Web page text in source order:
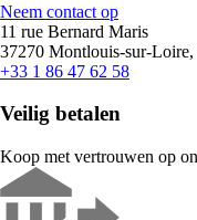
Neem contact op
11 rue Bernard Maris
37270 Montlouis-sur-
+33 1 86 47 62 58
Veilig betalen
Koop met vertrouwen op